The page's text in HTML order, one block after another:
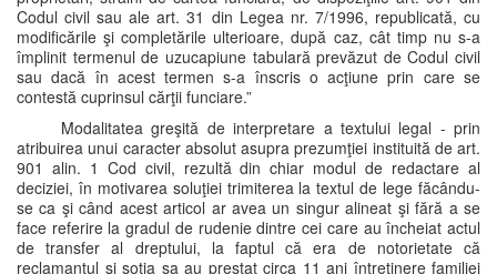
Codul civil sau ale art. 31 din Legea nr. 7/1996, republicată, cu
modificările şi completările ulterioare, după caz, cât timp nu s-a
împlinit termenul de uzucapiune tabulară prevăzut de Codul civil
sau dacă în acest termen s-a înscris o acţiune prin care se
contestă cuprinsul cărţii funciare.”
Modalitatea greşită de interpretare a textului legal - prin
atribuirea unui caracter absolut asupra prezumţiei instituită de art.
901 alin. 1 Cod civil, rezultă din chiar modul de redactare al
deciziei, în motivarea soluţiei trimiterea la textul de lege făcându-
se ca şi când acest articol ar avea un singur alineat şi fără a se
face referire la gradul de rudenie dintre cei care au încheiat actul
de transfer al dreptului, la faptul că era de notorietate că
reclamantul şi soţia sa au prestat circa 11 ani întreţinere familiei